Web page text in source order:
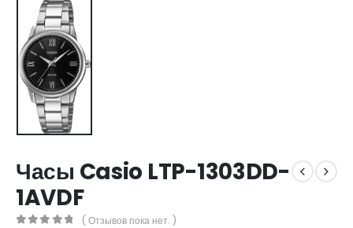
Часы Casio LTP-1303DD-
1AVDF
( Отзывов пока нет. )